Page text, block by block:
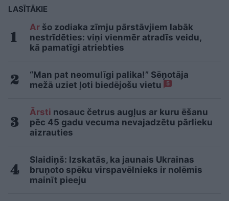
LASĪTĀKIE
Ar šo zodiaka zīmju pārstāvjiem labāk
nestrīdēties: viņi vienmēr atradīs veidu,
kā pamatīgi atriebties
“Man pat neomulīgi palika!” Sēņotāja
mežā uziet ļoti biedējošu vietu
5
Ārsti nosauc četrus augļus ar kuru ēšanu
pēc 45 gadu vecuma nevajadzētu pārlieku
aizrauties
Slaidiņš: Izskatās, ka jaunais Ukrainas
bruņoto spēku virspavēlnieks ir nolēmis
mainīt pieeju